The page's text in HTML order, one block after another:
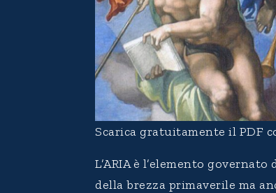
Scarica gratuitamente il PDF
L’ARIA è l’elemento
della brezza primaverile ma